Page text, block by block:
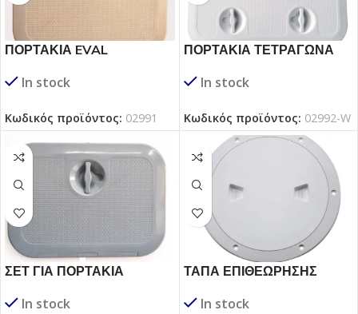
ΠΟΡΤΑΚΙΑ EVAL
In stock
Κωδικός προϊόντος: 02991
ΠΟΡΤΑΚΙΑ ΤΕΤΡΑΓΩΝΑ
In stock
Κωδικός προϊόντος: 02992-W
ΣΕΤ ΓΙΑ ΠΟΡΤΑΚΙΑ
In stock
ΤΑΠΑ ΕΠΙΘΕΩΡΗΣΗΣ
In stock